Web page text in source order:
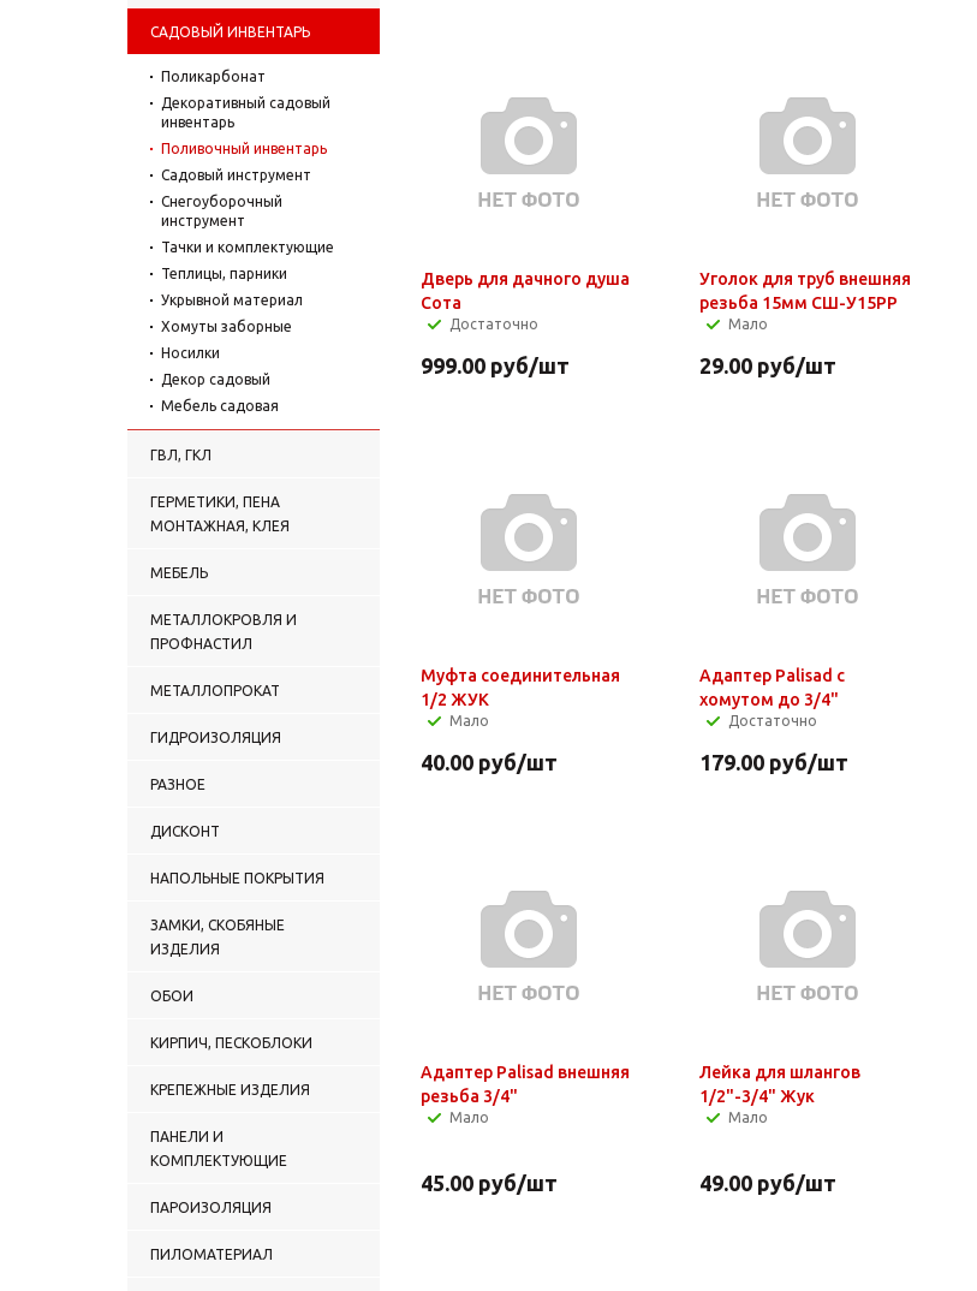
САДОВЫЙ ИНВЕНТАРЬ
Поликарбонат
Декоративный садовый
инвентарь
Поливочный инвентарь
Садовый инструмент
Снегоуборочный
инструмент
Тачки и комплектующие
Теплицы, парники
Укрывной материал
Хомуты заборные
Носилки
Декор садовый
Мебель садовая
ГВЛ, ГКЛ
ГЕРМЕТИКИ, ПЕНА
МОНТАЖНАЯ, КЛЕЯ
МЕБЕЛЬ
МЕТАЛЛОКРОВЛЯ И
ПРОФНАСТИЛ
МЕТАЛЛОПРОКАТ
ГИДРОИЗОЛЯЦИЯ
РАЗНОЕ
ДИСКОНТ
НАПОЛЬНЫЕ ПОКРЫТИЯ
ЗАМКИ, СКОБЯНЫЕ
ИЗДЕЛИЯ
ОБОИ
КИРПИЧ, ПЕСКОБЛОКИ
КРЕПЕЖНЫЕ ИЗДЕЛИЯ
ПАНЕЛИ И
КОМПЛЕКТУЮЩИЕ
ПАРОИЗОЛЯЦИЯ
ПИЛОМАТЕРИАЛ
Дверь для дачного душа
Сота
Достаточно
999.00 руб/шт
Уголок для труб внешняя
резьба 15мм СШ-У15РР
Мало
29.00руб/шт
Муфта соединительная
1/2 ЖУК
Мало
40.00 руб/шт
Адаптер Palisad с
хомутом до 3/4"
Достаточно
179.00руб/шт
Адаптер Palisad внешняя
резьба 3/4"
Мало
45.00 руб/шт
Лейка для шлангов
1/2"-3/4" Жук
Мало
49.00руб/шт